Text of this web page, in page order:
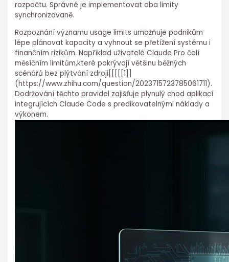
rozpočtu. Správné je implementovat oba limity
synchronizovaně.
Rozpoznání významu usage limits umožňuje podnikům
lépe plánovat kapacity a vyhnout se přetížení systému i
finančním rizikům. Například uživatelé Claude Pro čelí
měsíčním limitům,které pokrývají většinu běžných
scénářů bez plýtvání zdroji[[[[[1]]
(https://www.zhihu.com/question/2023715723785061711).⁣
Dodržování těchto pravidel zajišťuje plynulý chod aplikací
integrujících Claude Code s predikovatelnými náklady a
výkonem.